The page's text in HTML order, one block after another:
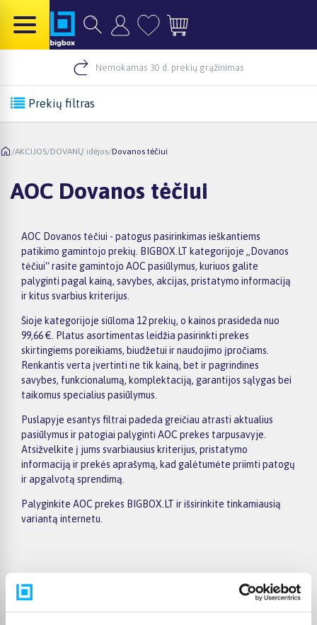
Nemokamas 30 d. prekių grąžinimas
Prekių filtras
/AKCIJOS/DOVANŲ idėjos/Dovanos tėčiui
AOC Dovanos tėčiui
AOC Dovanos tėčiui - patogus pasirinkimas ieškantiems
patikimo gamintojo prekių. BIGBOX.LT kategorijoje „Dovanos
tėčiui“ rasite gamintojo AOC pasiūlymus, kuriuos galite
palyginti pagal kainą, savybes, akcijas, pristatymo informaciją
ir kitus svarbius kriterijus.
Šioje kategorijoje siūloma 12 prekių, o kainos prasideda nuo
99,66 €. Platus asortimentas leidžia pasirinkti prekes
skirtingiems poreikiams, biudžetui ir naudojimo įpročiams.
Renkantis verta įvertinti ne tik kainą, bet ir pagrindines
savybes, funkcionalumą, komplektaciją, garantijos sąlygas bei
taikomus specialius pasiūlymus.
Puslapyje esantys filtrai padeda greičiau atrasti aktualius
pasiūlymus ir patogiai palyginti AOC prekes tarpusavyje.
Atsižvelkite į jums svarbiausius kriterijus, pristatymo
informaciją ir prekės aprašymą, kad galėtumėte priimti patogų
ir apgalvotą sprendimą.
Palyginkite AOC prekes BIGBOX.LT ir išsirinkite tinkamiausią
variantą internetu.
Pirkėjų atsiliepimai apie prekes